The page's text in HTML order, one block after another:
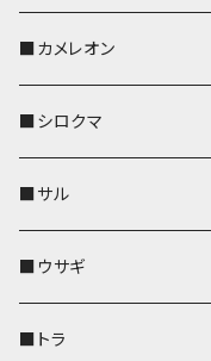
その他
靴下・ミニタオル
その他
スマホケース
財布
靴下・ミニタオル
その他
靴下・ミニタオル
財布
その他
レザートレイ
財布
靴下・ミニタオル
その他
KONBU
AppleWatchバンド
ペットボトルホルダー
ペンホルダー
靴下・ミニタオル
財布
ペットボトルホルダー
AppleWatchバンド
財布
その他
キーケース
名刺入れ・カードケース
AppleWatchバンド
財布
ペンホルダー
IDカードケース
ペットボトルホルダー
その他
リール付きストラップ
名刺入れ
AppleWatchバンド
メガネケース
財布
メガネケース
リール付きストラップ
リールのみ
ストラップ付
ペットボトルホルダー
キーケース
ペンホルダー
メガネケース
名刺入れ
財布
Apple Watchバンド
■カメレオン
■シロクマ
■サル
■ウサギ
■トラ